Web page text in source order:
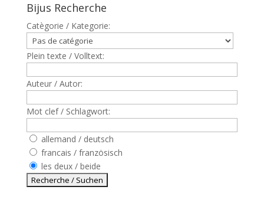
Bijus Recherche
Catègorie / Kategorie:
Plein texte / Volltext:
Auteur / Autor:
Mot clef / Schlagwort:
allemand / deutsch
francais / französisch
les deux / beide